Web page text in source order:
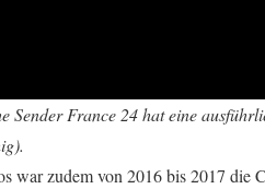
Sender France 24 hat eine
war zudem von 2016 bis 2017 die